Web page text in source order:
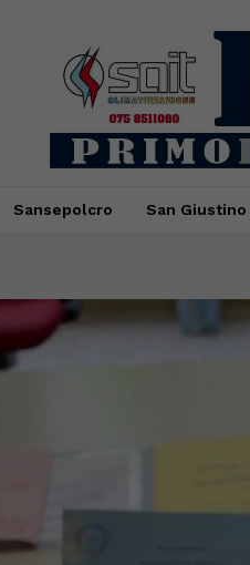
Sansepolcro San Giustino